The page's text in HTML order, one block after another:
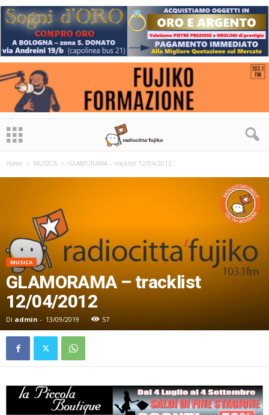
Home MUSICA GLAMORAMA – tracklist 12/04/2012
MUSICA
GLAMORAMA – tracklist
12/04/2012
Di admin - 13/09/2019 57